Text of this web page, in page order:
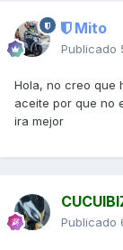
Mito
Publicado
Hola, no creo que
aceite por que no
ira mejor
Publicado